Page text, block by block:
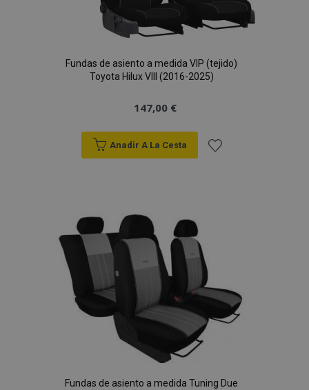
Fundas de asiento a medida VIP (tejido)
Toyota Hilux VIII (2016-2025)
147,00 €
Anadir A La Cesta
Deseos
Fundas de asiento a medida Tuning Due